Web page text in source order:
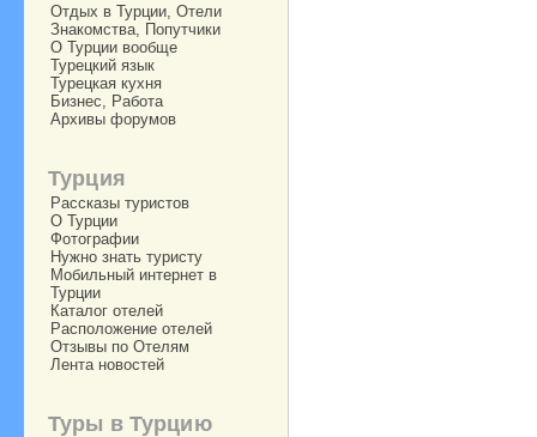
Отдых в Турции, Отели
Знакомства, Попутчики
О Турции вообще
Турецкий язык
Турецкая кухня
Бизнес, Работа
Архивы форумов
Турция
Рассказы туристов
О Турции
Фотографии
Нужно знать туристу
Мобильный интернет в
Турции
Каталог отелей
Расположение отелей
Отзывы по Отелям
Лента новостей
Туры в Турцию